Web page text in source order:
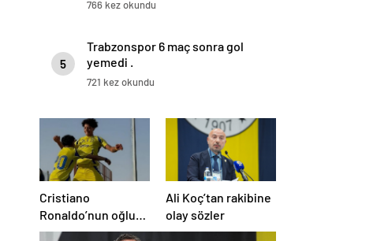
766 kez okundu
5
Trabzonspor 6 maç sonra gol
yemedi .
721 kez okundu
Cristiano
Ronaldo’nun oğluna
milla davet
Ali Koç’tan rakibine
olay sözler